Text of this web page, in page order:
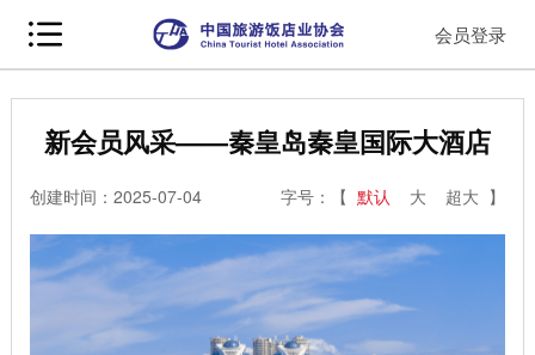
会员登录
新会员风采——秦皇岛秦皇国际大酒店
创建时间：2025-07-04 字号：【 默认 大 超大 】